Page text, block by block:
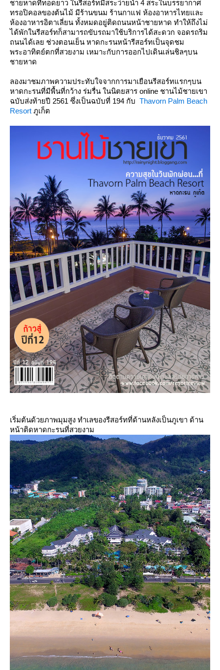
ชายหาดที่ทอดยาว ในรีสอร์ทมีสระว่ายน้ำ 4 สระในบรรยากาศ
ทรอปิคอลของต้นไม้ มีร้านขนม ร้านกาแฟ ห้องอาหารไทยและ
ห้องอาหารอิตาเลี่ยน ทั้งหมดอยู่ติดถนนหน้าชายหาด ทำให้ถึงไม่
ได้พักในรีสอร์ทก็สามารถขับรถมาใช้บริการได้สะดวก จอดรถริม
ถนนได้เลย ช่วงตอนเย็น หาดกะรนหน้ารีสอร์ทเป็นจุดชม
พระอาทิตย์ตกที่สวยงาม เหมาะกับการออกไปเดินเล่นชิลๆบน
ชายหาด
ลองมาชมภาพความประทับใจจากการมาเยือนรีสอร์ทแรกๆบน
หาดกะรนที่มีพื้นที่กว้าง ร่มรื่น ในนิตยสาร online ชานไม้ชายเขา
ฉบับส่งท้ายปี 2561 ซึ่งเป็นฉบับที่ 194 กับ Thavorn Palm Beach
Resort ภูเก็ต
เริ่มต้นด้วยภาพมุมสูง ทำเลของรีสอร์ทที่ด้านหลังเป็นภูเขา ด้าน
หน้าติดหาดกะรนที่สวยงาม